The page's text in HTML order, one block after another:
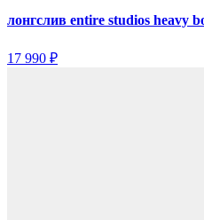
лонгслив entire studios heavy
17 990 ₽